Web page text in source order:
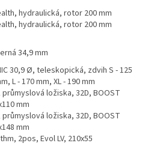
hydraulická, rotor 200 mm
hydraulická, rotor 200 mm
34,9 mm
30,9 Ø, teleskopická, zdvih S - 125
L - 170 mm, XL - 190 mm
průmyslová ložiska, 32D, BOOST
mm
průmyslová ložiska, 32D, BOOST
mm
2pos, Evol LV, 210x55